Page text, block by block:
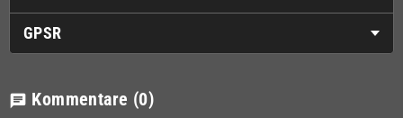
GPSR
chat Kommentare (0)